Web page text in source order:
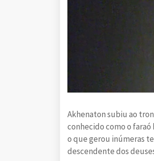
Akhenaton subiu ao
conhecido como o
o que gerou inúmeras
descendente dos